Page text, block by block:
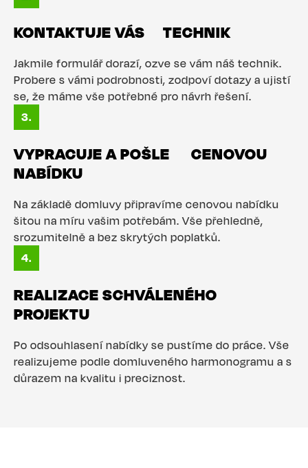
KONTAKTUJE VÁS TECHNIK
Jakmile formulář dorazí, ozve se vám náš technik.
Probere s vámi podrobnosti, zodpoví dotazy a ujistí
se, že máme vše potřebné pro návrh řešení.
VYPRACUJE A POŠLE CENOVOU
NABÍDKU
Na základě domluvy připravíme cenovou nabídku
šitou na míru vašim potřebám. Vše přehledně,
srozumitelně a bez skrytých poplatků.
REALIZACE SCHVÁLENÉHO
PROJEKTU
Po odsouhlasení nabídky se pustíme do práce. Vše
realizujeme podle domluveného harmonogramu a s
důrazem na kvalitu i preciznost.